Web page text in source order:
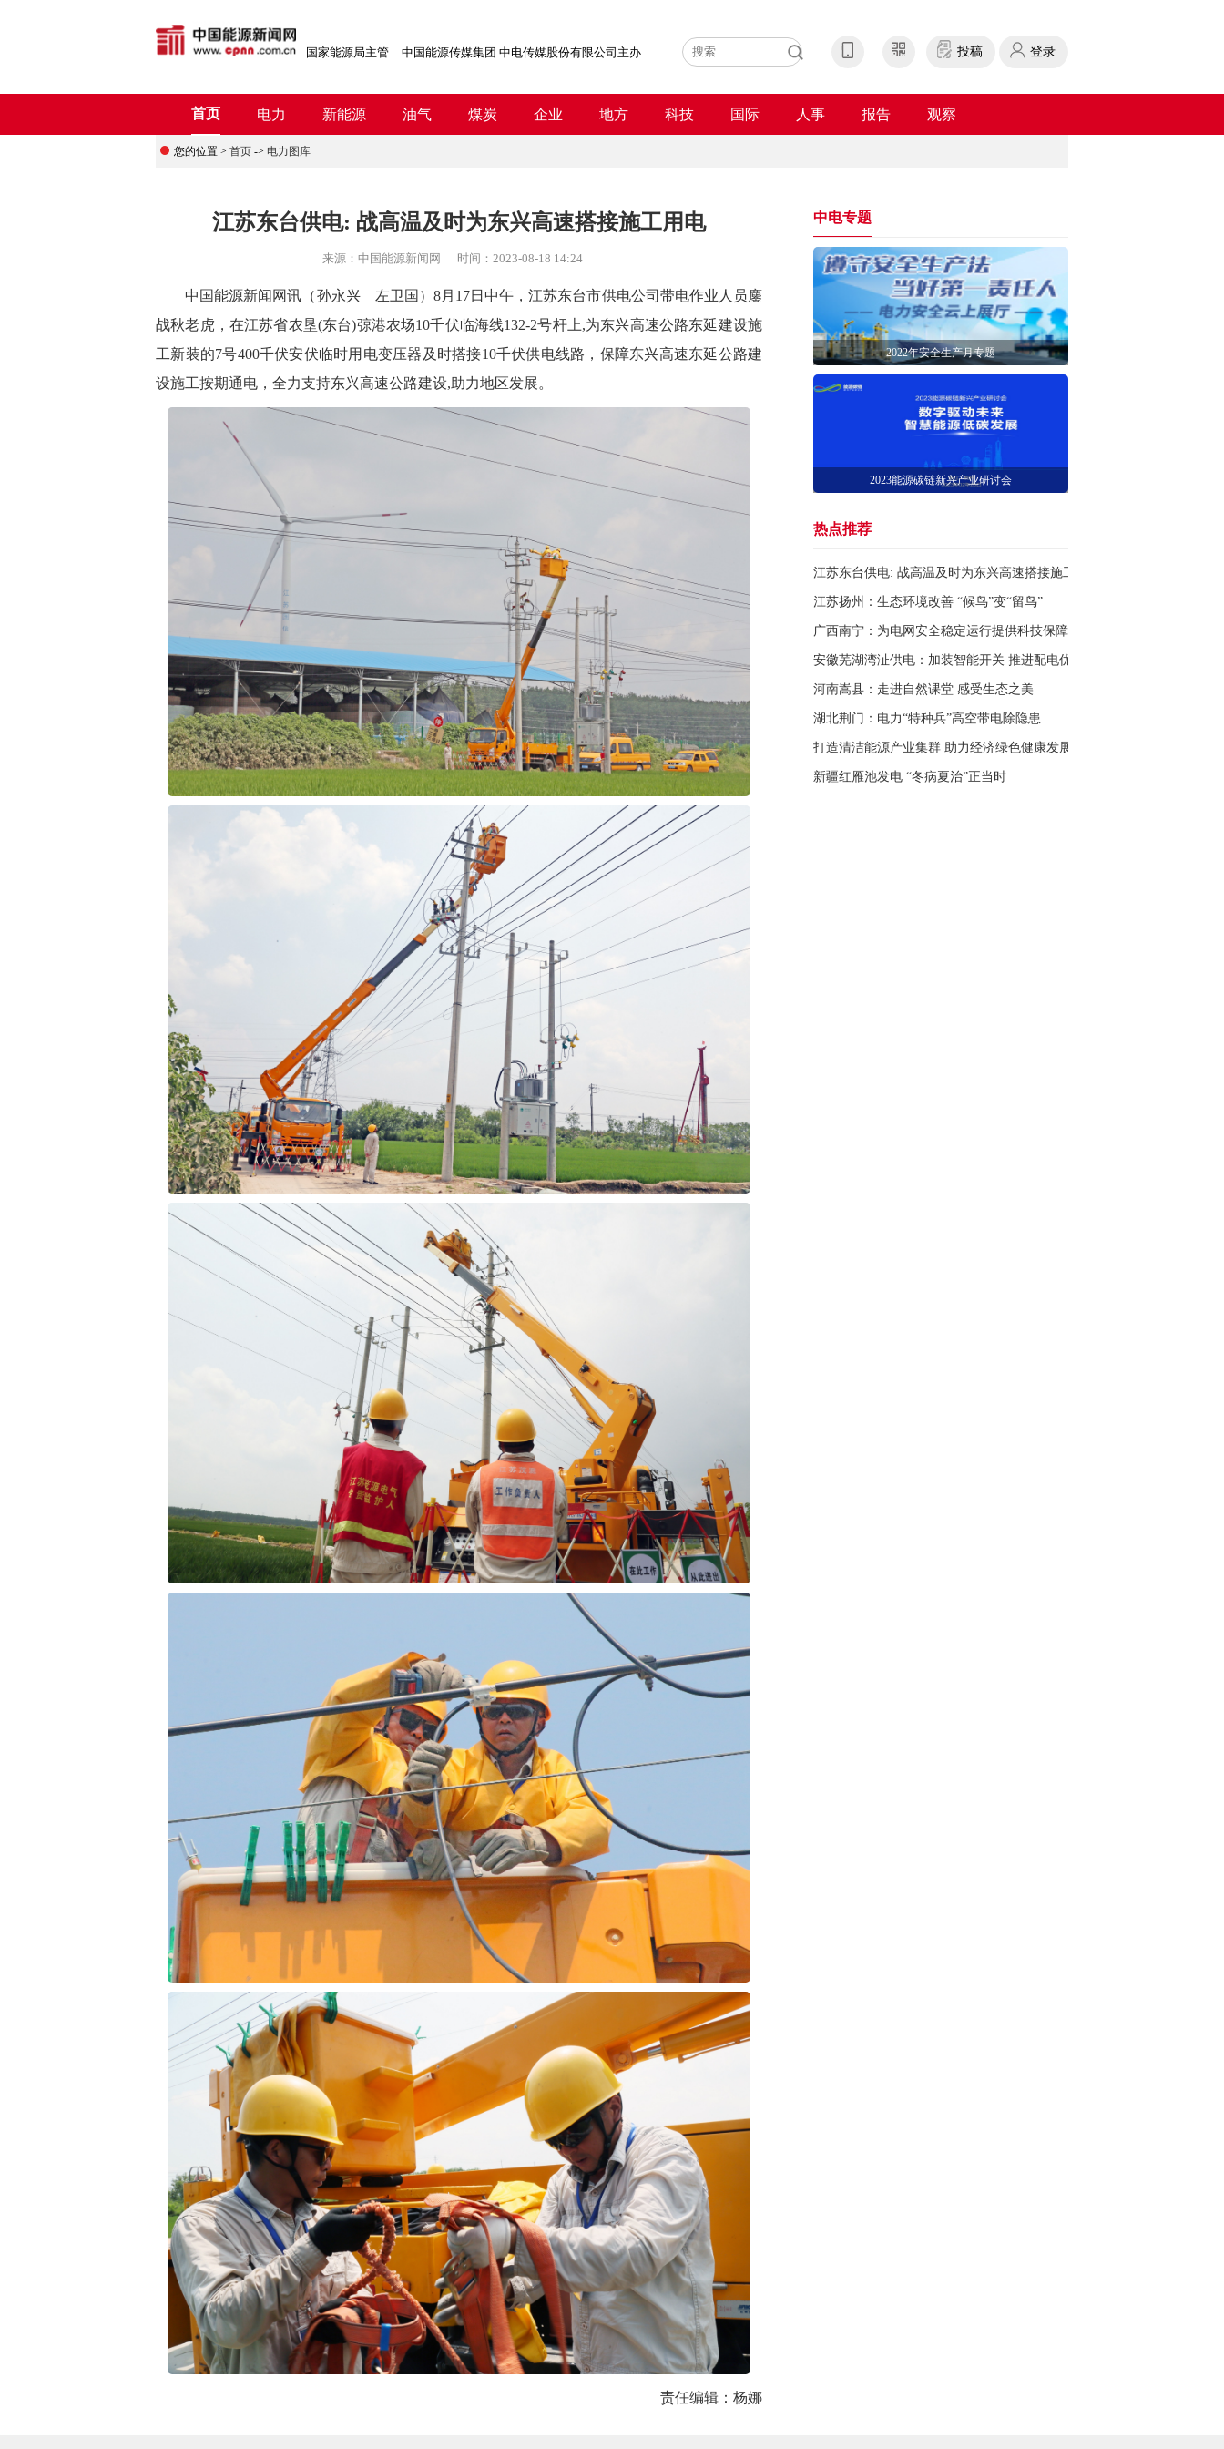
国家能源局主管 中国能源传媒集团 中电传媒股份有限公司主办 投稿 登录
首页 电力 新能源 油气 煤炭 企业 地方 科技 国际 人事 报告 观察
您的位置 > 首页 -> 电力图库
江苏东台供电: 战高温及时为东兴高速搭接施工用电
来源： 中国能源新闻网 时间： 2023-08-18 14:24
中国能源新闻网讯（孙永兴 左卫国） 8月17日中午，江苏东台市供电公司带电作业人员鏖
战秋老虎，在江苏省农垦(东台)弶港农场10千伏临海线132-2号杆上,为东兴高速公路东延建设施
工新装的7号400千伏安伏临时用电变压器及时搭接10千伏供电线路，保障东兴高速东延公路建
设施工按期通电，全力支持东兴高速公路建设,助力地区发展。
责任编辑：杨娜
中电专题
2022年安全生产月专题
2023能源碳链新兴产业研讨会
热点推荐
江苏东台供电: 战高温及时为东兴高速搭接施工用电
江苏扬州：生态环境改善 “候鸟”变“留鸟”
广西南宁：为电网安全稳定运行提供科技保障
安徽芜湖湾沚供电：加装智能开关 推进配电优化
河南嵩县：走进自然课堂 感受生态之美
湖北荆门：电力“特种兵”高空带电除隐患
打造清洁能源产业集群 助力经济绿色健康发展
新疆红雁池发电 “冬病夏治”正当时